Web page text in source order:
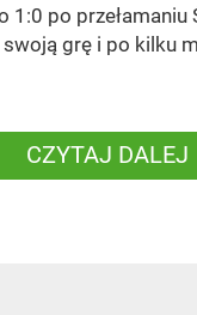
1:0 po przełamaniu
grę i po kilku
CZYTAJ DALEJ